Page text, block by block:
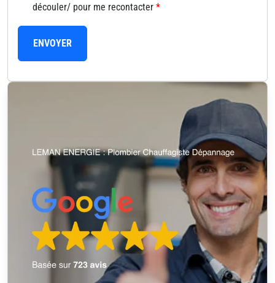
découler/ pour me recontacter *
ENVOYER